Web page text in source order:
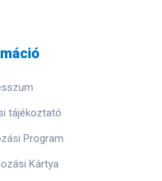
tájékoztató
Program
Kártya